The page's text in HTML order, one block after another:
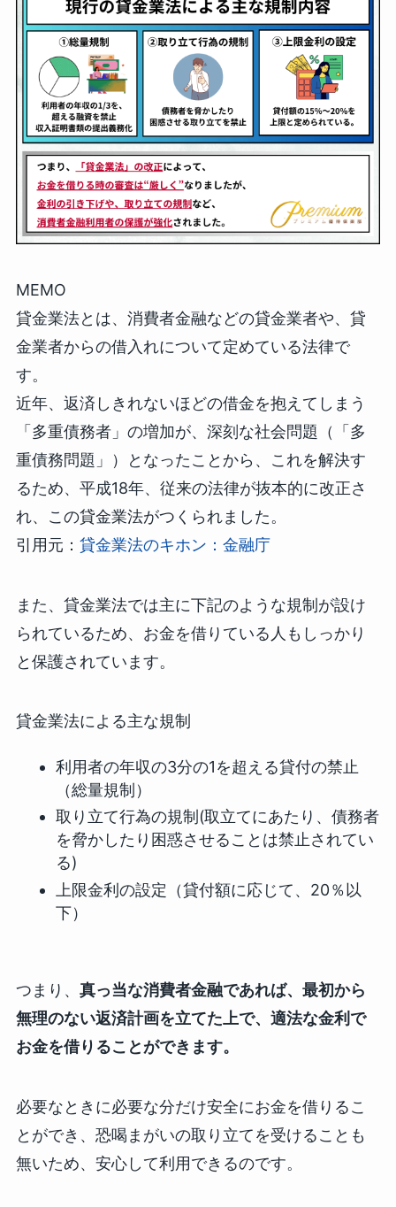
MEMO
貸金業法とは、消費者金融などの貸金業者や、貸
金業者からの借入れについて定めている法律で
す。
近年、返済しきれないほどの借金を抱えてしまう
「多重債務者」の増加が、深刻な社会問題（「多
重債務問題」）となったことから、これを解決す
るため、平成18年、従来の法律が抜本的に改正さ
れ、この貸金業法がつくられました。
引用元： 貸金業法のキホン：金融庁
また、貸金業法では主に下記のような規制が設け
られているため、お金を借りている人もしっかり
と保護されています。
貸金業法による主な規制
利用者の年収の3分の1を超える貸付の禁止
（総量規制）
取り立て行為の規制(取立てにあたり、債務者
を脅かしたり困惑させることは禁止されてい
る)
上限金利の設定（貸付額に応じて、20％以
下）
つまり、 真っ当な消費者金融であれば、最初から
無理のない返済計画を立てた上で、適法な金利で
お金を借りることができます。
必要なときに必要な分だけ安全にお金を借りるこ
とができ、恐喝まがいの取り立てを受けることも
無いため、安心して利用できるのです。